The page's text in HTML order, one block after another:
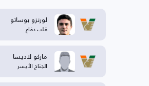
لورنزو بوساتو
قلب دفاع
ماركو لاديسا
الجناح الأيسر